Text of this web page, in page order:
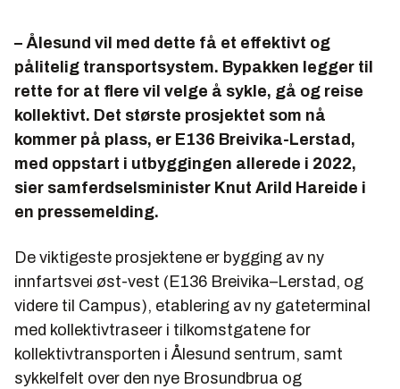
– Ålesund vil med dette få et effektivt og
pålitelig transportsystem. Bypakken legger til
rette for at flere vil velge å sykle, gå og reise
kollektivt. Det største prosjektet som nå
kommer på plass, er E136 Breivika-Lerstad,
med oppstart i utbyggingen allerede i 2022,
sier samferdselsminister Knut Arild Hareide i
en pressemelding.
De viktigeste prosjektene er bygging av ny
innfartsvei øst-vest (E136 Breivika–Lerstad, og
videre til Campus), etablering av ny gateterminal
med kollektivtraseer i tilkomstgatene for
kollektivtransporten i Ålesund sentrum, samt
sykkelfelt over den nye Brosundbrua og